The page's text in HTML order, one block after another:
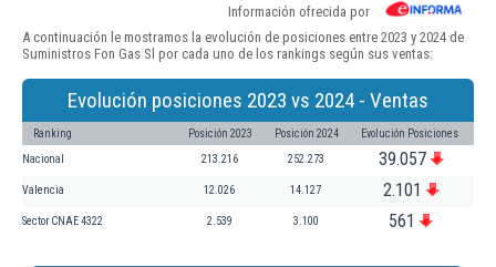
Información ofrecida por
A continuación le mostramos la evolución de posiciones entre 2023 y 2024 de
Suministros Fon Gas Sl por cada uno de los rankings según sus ventas:
Evolución posiciones 2023 vs 2024 - Ventas
Ranking Posición 2023 Posición 2024 Evolución Posiciones
Nacional 213.216 252.273 39.057
Valencia 12.026 14.127 2.101
Sector CNAE 4322 2.539 3.100 561